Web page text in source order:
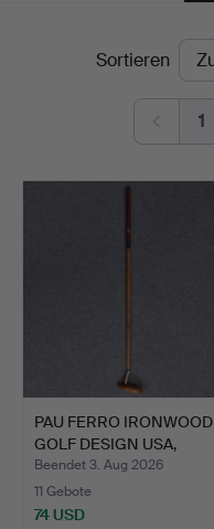
EndpreiseSortieren
1
PAU FERRO IRONWOOD
GOLF DESIGN USA,
GOLFSC…
Beendet 3. Aug 2026
11 Gebote
74 USD